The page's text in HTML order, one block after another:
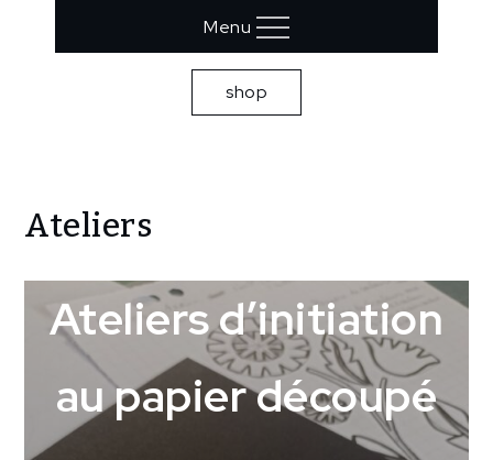
Menu
shop
Home
Ateliers
Ateliers d’initiation
au papier découpé